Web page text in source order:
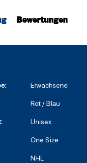
Bewertungen
Erwachsene
Rot / Blau
Unisex
One Size
NHL